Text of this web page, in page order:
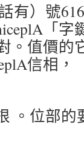
有）號
「字
。值價的
信相，
。位部